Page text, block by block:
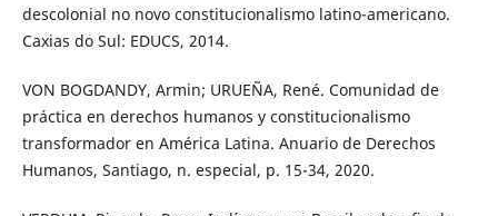
descolonial no novo constitucionalismo latino-americano.
Caxias do Sul: EDUCS, 2014.
VON BOGDANDY, Armin; URUEÑA, René. Comunidad de
práctica en derechos humanos y constitucionalismo
transformador en América Latina. Anuario de Derechos
Humanos, Santiago, n. especial, p. 15-34, 2020.